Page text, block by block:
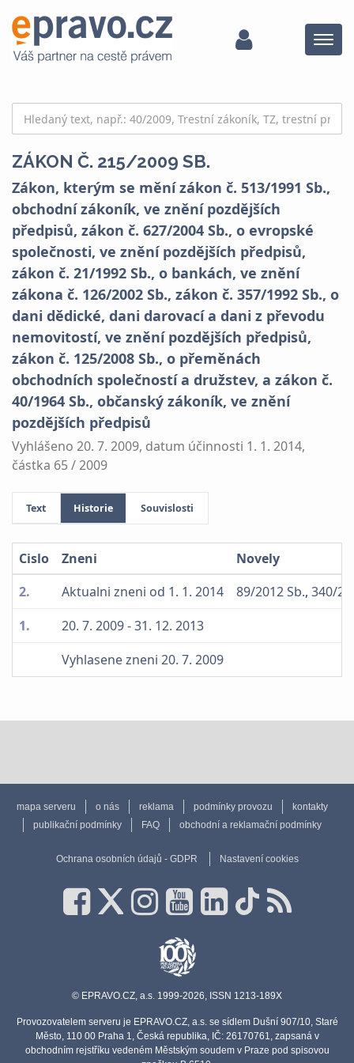
Menu
ZÁKON Č. 215/2009 SB.
Zákon, kterým se mění zákon č. 513/1991 Sb.,
obchodní zákoník, ve znění pozdějších
předpisů, zákon č. 627/2004 Sb., o evropské
společnosti, ve znění pozdějších předpisů,
zákon č. 21/1992 Sb., o bankách, ve znění
zákona č. 126/2002 Sb., zákon č. 357/1992 Sb., o
dani dědické, dani darovací a dani z převodu
nemovitostí, ve znění pozdějších předpisů,
zákon č. 125/2008 Sb., o přeměnách
obchodních společností a družstev, a zákon č.
40/1964 Sb., občanský zákoník, ve znění
pozdějších předpisů
Vyhlášeno 20. 7. 2009, datum účinnosti 1. 1. 2014,
částka 65 / 2009
Text Historie Souvislosti
Cislo Zneni
Novely
2.
Aktualni zneni od 1. 1. 2014 89/2012 Sb., 340/
1.
20. 7. 2009 - 31. 12. 2013
Vyhlasene zneni 20. 7. 2009
mapa serveru o nás reklama podmínky provozu
kontakty
publikační podmínky
FAQ obchodní a reklamační podmínky
Ochrana osobních údajů - GDPR Nastavení cookies
© EPRAVO.CZ, a.s. 1999-2026, ISSN 1213-189X
Provozovatelem serveru je EPRAVO.CZ, a.s. se sídlem Dušní 907/10, Staré
Město, 110 00 Praha 1, Česká republika, IČ: 26170761, zapsaná v
obchodním rejstříku vedeném Městským soudem v Praze pod spisovou